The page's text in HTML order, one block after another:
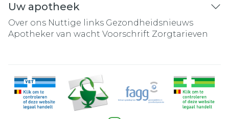
Uw apotheek
Over ons Nuttige links Gezondheidsnieuws
Apotheker van wacht Voorschrift Zorgtarieven